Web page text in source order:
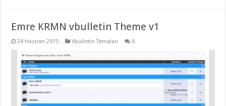
taşımacılık,
taşımacılık
gaziantep
asansörlü
gaziantep
taşımacılık,
Emre KRMN vbulletin Theme v1
24 Haziran 2015 Vbulletin Temaları 0